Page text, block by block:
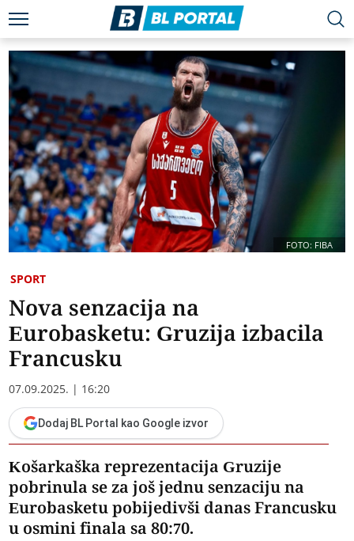
FOTO: FIBA
SPORT
Nova senzacija na
Eurobasketu: Gruzija izbacila
Francusku
07.09.2025. | 16:20
Dodaj BL Portal kao Google izvor
Košarkaška reprezentacija Gruzije
pobrinula se za još jednu senzaciju na
Eurobasketu pobijedivši danas Francusku
u osmini finala sa 80:70.